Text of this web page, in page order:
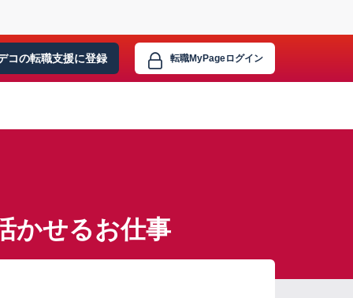
コの転職支援に登録 転職MyPageログイン
かせるお仕事